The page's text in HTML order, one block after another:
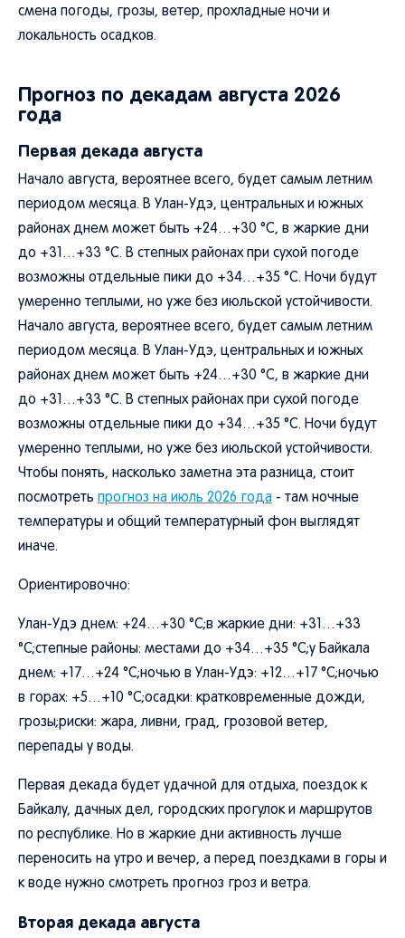
смена погоды, грозы, ветер, прохладные ночи и
локальность осадков.
Прогноз по декадам августа 2026
года
Первая декада августа
Начало августа, вероятнее всего, будет самым летним
периодом месяца. В Улан-Удэ, центральных и южных
районах днем может быть +24…+30 °C, в жаркие дни
до +31…+33 °C. В степных районах при сухой погоде
возможны отдельные пики до +34…+35 °C. Ночи будут
умеренно теплыми, но уже без июльской устойчивости.
Начало августа, вероятнее всего, будет самым летним
периодом месяца. В Улан-Удэ, центральных и южных
районах днем может быть +24…+30 °C, в жаркие дни
до +31…+33 °C. В степных районах при сухой погоде
возможны отдельные пики до +34…+35 °C. Ночи будут
умеренно теплыми, но уже без июльской устойчивости.
Чтобы понять, насколько заметна эта разница, стоит
посмотреть прогноз на июль 2026 года - там ночные
температуры и общий температурный фон выглядят
иначе.
Ориентировочно:
Улан-Удэ днем: +24…+30 °C;в жаркие дни: +31…+33
°C;степные районы: местами до +34…+35 °C;у Байкала
днем: +17…+24 °C;ночью в Улан-Удэ: +12…+17 °C;ночью
в горах: +5…+10 °C;осадки: кратковременные дожди,
грозы;риски: жара, ливни, град, грозовой ветер,
перепады у воды.
Первая декада будет удачной для отдыха, поездок к
Байкалу, дачных дел, городских прогулок и маршрутов
по республике. Но в жаркие дни активность лучше
переносить на утро и вечер, а перед поездками в горы и
к воде нужно смотреть прогноз гроз и ветра.
Вторая декада августа